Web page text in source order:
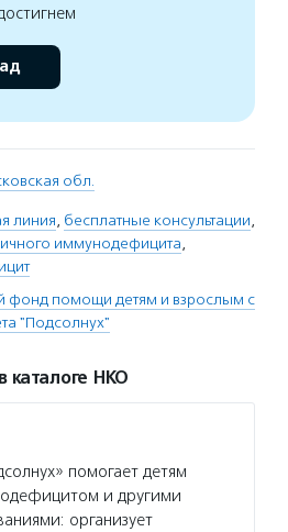
обл.
линия, бесплатные консультации,
иммунодефицита,
фонд помощи детям и взрослым с
"Подсолнух"
каталоге НКО
помогает детям
и другими
организует